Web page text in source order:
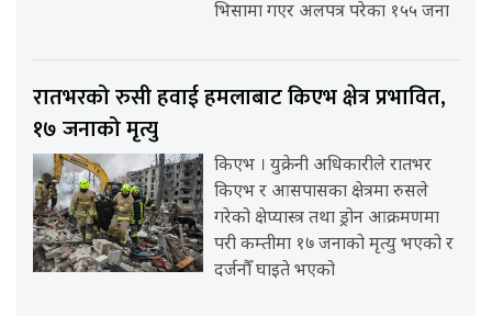
भिसामा गएर अलपत्र परेका १५५ जना
रातभरको रुसी हवाई हमलाबाट किएभ क्षेत्र प्रभावित,
१७ जनाको मृत्यु
किएभ । युक्रेनी अधिकारीले रातभर
किएभ र आसपासका क्षेत्रमा रुसले
गरेको क्षेप्यास्त्र तथा ड्रोन आक्रमणमा
परी कम्तीमा १७ जनाको मृत्यु भएको र
दर्जनौँ घाइते भएको